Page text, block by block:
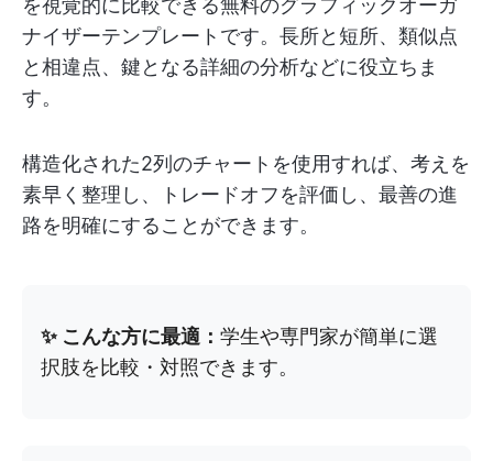
を視覚的に比較できる無料のグラフィックオーガ
ナイザーテンプレートです。長所と短所、類似点
と相違点、鍵となる詳細の分析などに役立ちま
す。
構造化された2列のチャートを使用すれば、考えを
素早く整理し、トレードオフを評価し、最善の進
路を明確にすることができます。
✨ こんな方に最適： 学生や専門家が簡単に選
択肢を比較・対照できます。